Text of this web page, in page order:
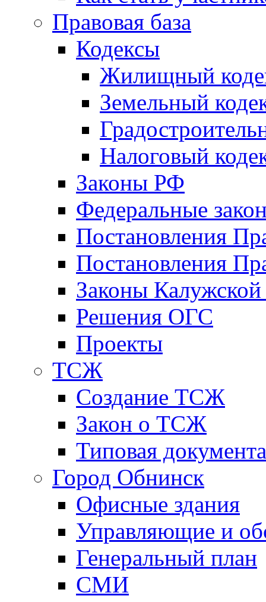
Правовая база
Кодексы
Жилищный
Земельный
Налоговый
Законы РФ
Федеральные
Постановления
Постановления
Законы Калужской
Решения ОГС
Проекты
ТСЖ
Создание ТСЖ
Закон о ТСЖ
Типовая
Город Обнинск
Офисные здания
Управляющие и
Генеральный план
СМИ